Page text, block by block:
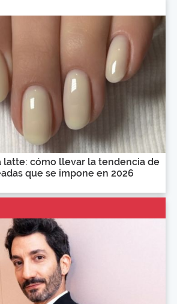
latte: cómo llevar la tendencia de
que se impone en 2026